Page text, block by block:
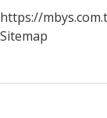
https://
Sitemap